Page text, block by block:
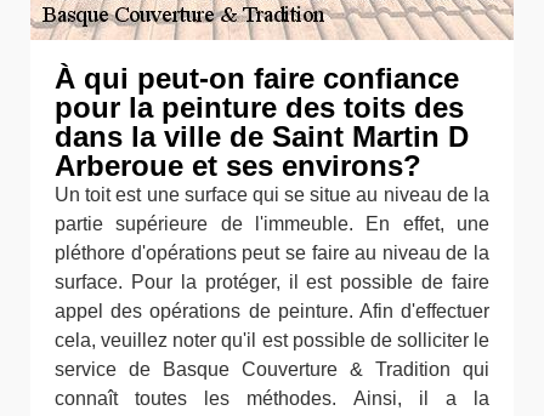
À qui peut-on faire confiance
pour la peinture des toits des
dans la ville de Saint Martin D
Arberoue et ses environs?
Un toit est une surface qui se situe au niveau de la
partie supérieure de l'immeuble. En effet, une
pléthore d'opérations peut se faire au niveau de la
surface. Pour la protéger, il est possible de faire
appel des opérations de peinture. Afin d'effectuer
cela, veuillez noter qu'il est possible de solliciter le
service de Basque Couverture & Tradition qui
connaît toutes les méthodes. Ainsi, il a la